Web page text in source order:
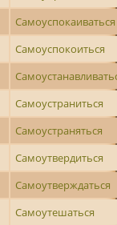
Самоуспокаиваться
Самоуспокоиться
Самоустраниться
Самоустраняться
Самоутвердиться
Самоутверждаться
Самоутешаться